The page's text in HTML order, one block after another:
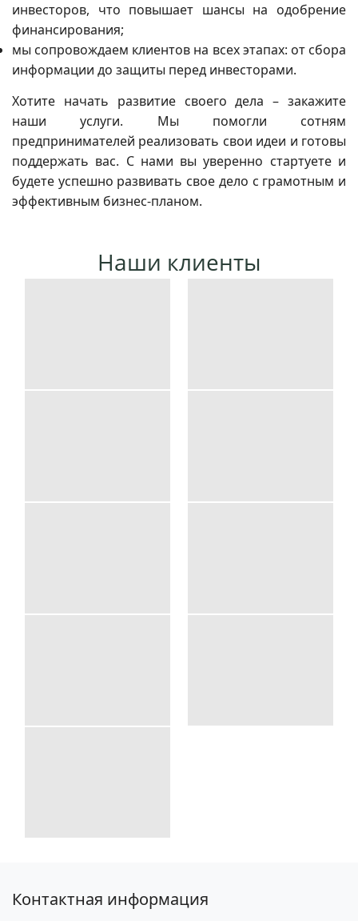
инвесторов, что повышает шансы на одобрение
финансирования;
мы сопровождаем клиентов на всех этапах: от сбора
информации до защиты перед инвесторами.
Хотите начать развитие своего дела – закажите
наши услуги. Мы помогли сотням
предпринимателей реализовать свои идеи и готовы
поддержать вас. С нами вы уверенно стартуете и
будете успешно развивать свое дело с грамотным и
эффективным бизнес-планом.
Наши клиенты
Контактная информация